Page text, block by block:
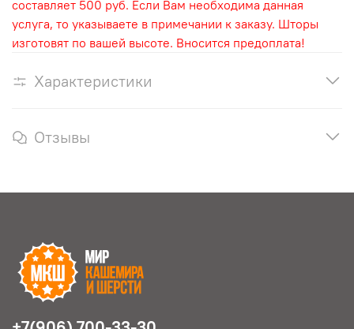
составляет 500 руб. Если Вам необходима данная
услуга, то указываете в примечании к заказу. Шторы
изготовят по вашей высоте. Вносится предоплата!
Характеристики
Отзывы